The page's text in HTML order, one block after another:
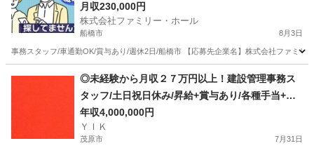
務・営業事務・アシスタント
月収230,000円
株式会社ファミリー・ホール
船橋市 8月3日
事務スタッフ/車通勤OK/賞与あり/週休2日/船橋市 【応募先企業名】株式会社ファミ
一般事務
◎未経験から月収２７万円以上！建設管理事務ス
タッフ/土日祝日休み/昇給+賞与あり/各種手当+寮
完備
年収4,000,000円
ＹＩＫ
茂原市 7月31日